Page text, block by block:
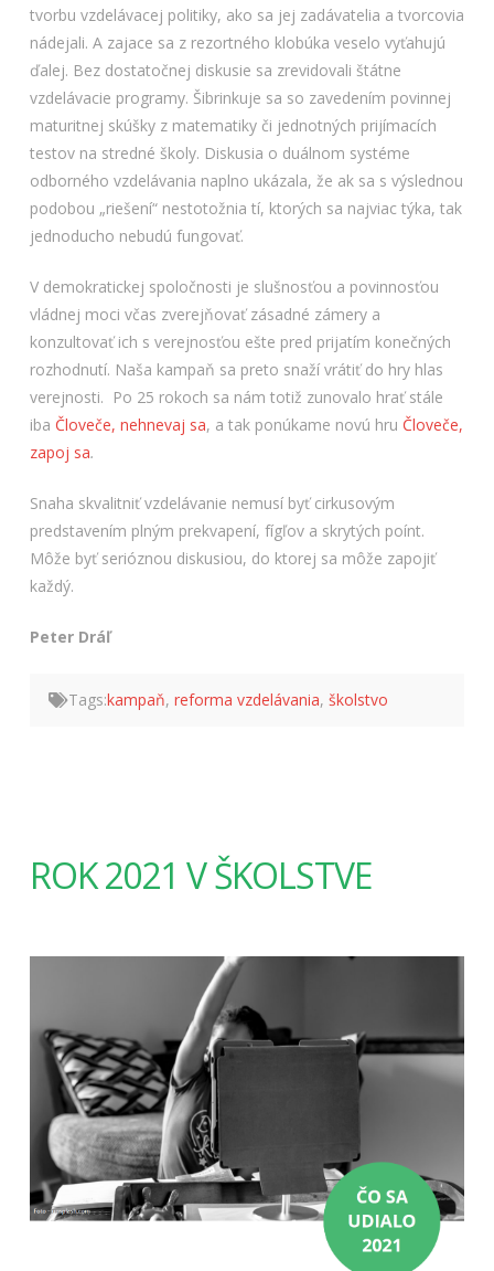
tvorbu vzdelávacej politiky, ako sa jej zadávatelia a tvorcovia
nádejali. A zajace sa z rezortného klobúka veselo vyťahujú
ďalej. Bez dostatočnej diskusie sa zrevidovali štátne
vzdelávacie programy. Šibrinkuje sa so zavedením povinnej
maturitnej skúšky z matematiky či jednotných prijímacích
testov na stredné školy. Diskusia o duálnom systéme
odborného vzdelávania naplno ukázala, že ak sa s výslednou
podobou „riešení“ nestotožnia tí, ktorých sa najviac týka, tak
jednoducho nebudú fungovať.
V demokratickej spoločnosti je slušnosťou a povinnosťou
vládnej moci včas zverejňovať zásadné zámery a
konzultovať ich s verejnosťou ešte pred prijatím konečných
rozhodnutí. Naša kampaň sa preto snaží vrátiť do hry hlas
verejnosti. Po 25 rokoch sa nám totiž zunovalo hrať stále
iba Človeče, nehnevaj sa, a tak ponúkame novú hru Človeče,
zapoj sa.
Snaha skvalitniť vzdelávanie nemusí byť cirkusovým
predstavením plným prekvapení, fígľov a skrytých poínt.
Môže byť serióznou diskusiou, do ktorej sa môže zapojiť
každý.
Peter Dráľ
Tags:kampaň,reforma vzdelávania,školstvo
ROK 2021 V ŠKOLSTVE